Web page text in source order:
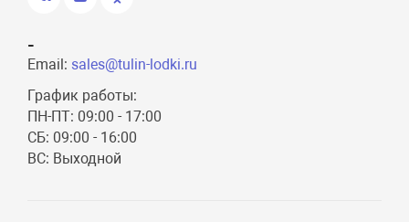
-
Email: sales@tulin-lodki.ru
График работы:
ПН-ПТ: 09:00 - 17:00
СБ: 09:00 - 16:00
ВС: Выходной